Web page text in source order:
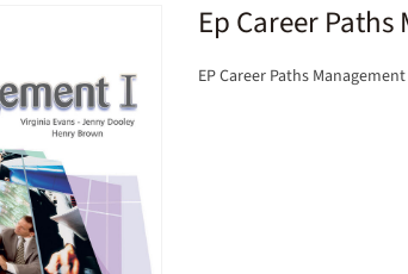
Ep Career
EP Career Paths